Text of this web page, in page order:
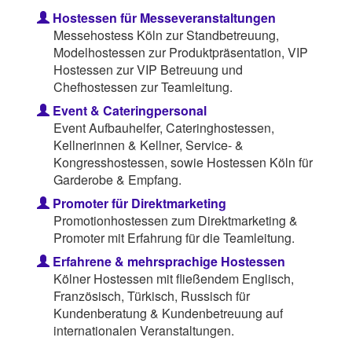
Hostessen für Messeveranstaltungen
Messehostess Köln zur Standbetreuung,
Modelhostessen zur Produktpräsentation, VIP
Hostessen zur VIP Betreuung und
Chefhostessen zur Teamleitung.
Event & Cateringpersonal
Event Aufbauhelfer, Cateringhostessen,
Kellnerinnen & Kellner, Service- &
Kongresshostessen, sowie Hostessen Köln für
Garderobe & Empfang.
Promoter für Direktmarketing
Promotionhostessen zum Direktmarketing &
Promoter mit Erfahrung für die Teamleitung.
Erfahrene & mehrsprachige Hostessen
Kölner Hostessen mit fließendem Englisch,
Französisch, Türkisch, Russisch für
Kundenberatung & Kundenbetreuung auf
internationalen Veranstaltungen.